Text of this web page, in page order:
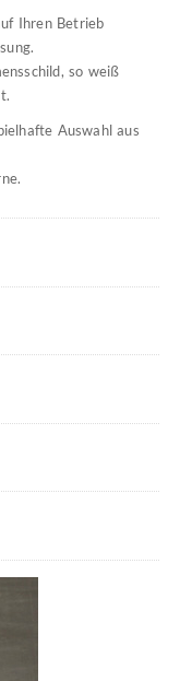
Ihren Betrieb
so weiß
Auswahl aus